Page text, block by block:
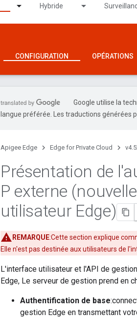
Hybride
CONFIGURATION OPÉRATIONS
Google utilise la
langue préférée. Les traductions générées
Apigee Edge Edge for Private Cloud
Présentation de
P externe
utilisateur Edge)
REMARQUE:Cette section explique
Elle n'est pas destinée aux utilisateurs de
L'interface utilisateur et l'API de
Edge, Le serveur de gestion prend en
Authentification de base
gestion Edge en transmettant